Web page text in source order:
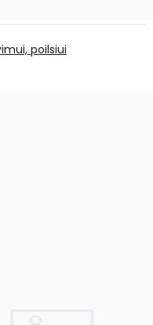
poilsiui